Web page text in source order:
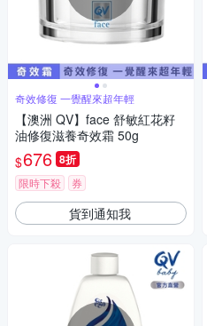
奇效修復 一覺醒來超年輕
【澳洲 QV】face 舒敏紅花籽
油修復滋養奇效霜 50g
$676 8折
限時下殺 券
貨到通知我